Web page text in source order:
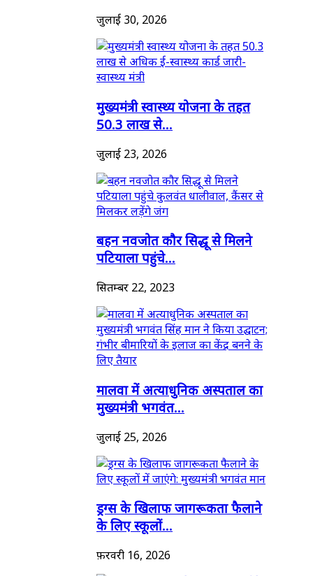
जुलाई 30, 2026
मुख्यमंत्री स्वास्थ्य योजना के तहत
50.3 लाख से...
जुलाई 23, 2026
बहन नवजोत कौर सिद्धू से मिलने
पटियाला पहुंचे...
सितम्बर 22, 2023
मालवा में अत्याधुनिक अस्पताल का
मुख्यमंत्री भगवंत...
जुलाई 25, 2026
ड्रग्स के खिलाफ जागरूकता फैलाने
के लिए स्कूलों...
फ़रवरी 16, 2026